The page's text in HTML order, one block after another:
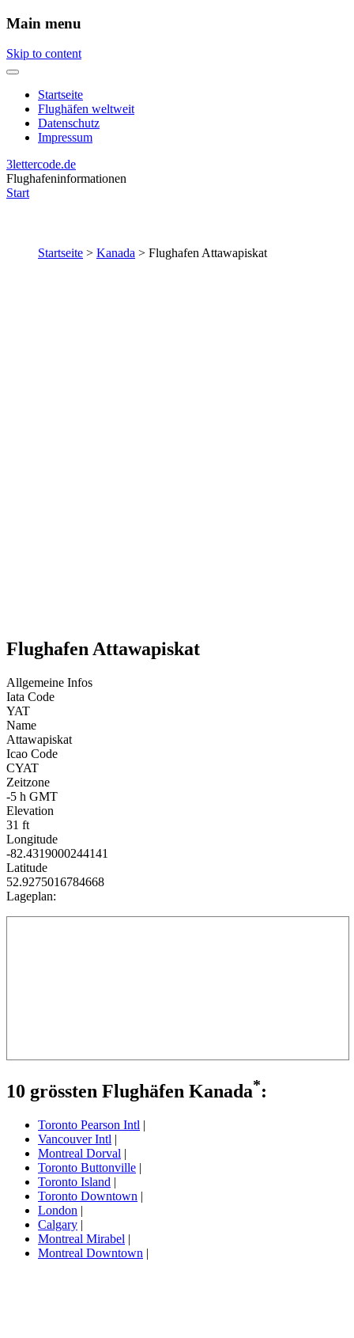
Main menu
Skip to content
Startseite
Flughäfen weltweit
Datenschutz
Impressum
3lettercode.de
Flughafeninformationen
Start
Startseite > Kanada > Flughafen Attawapiskat
Flughafen Attawapiskat
Allgemeine Infos
Iata Code
YAT
Name
Attawapiskat
Icao Code
CYAT
Zeitzone
-5 h GMT
Elevation
31 ft
Longitude
-82.4319000244141
Latitude
52.9275016784668
Lageplan:
10 grössten Flughäfen Kanada*:
Toronto Pearson Intl |
Vancouver Intl |
Montreal Dorval |
Toronto Buttonville |
Toronto Island |
Toronto Downtown |
London |
Calgary |
Montreal Mirabel |
Montreal Downtown |